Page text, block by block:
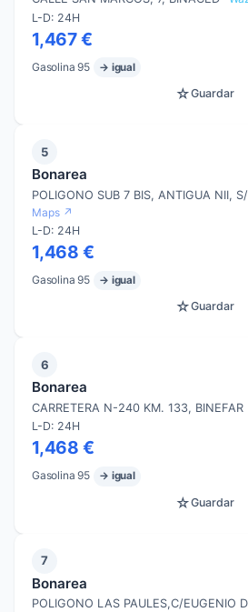
L-D: 24H
1,467 €
Gasolina 95 → igual
☆Guardar
5
Bonarea
POLIGONO SUB 7 BIS, ANTIGUA NII,
Maps ↗
L-D: 24H
1,468 €
Gasolina 95 → igual
☆Guardar
6
Bonarea
CARRETERA N-240 KM. 133, BINEFAR
L-D: 24H
1,468 €
Gasolina 95 → igual
☆Guardar
7
Bonarea
POLIGONO LAS PAULES,C/EUGENIO